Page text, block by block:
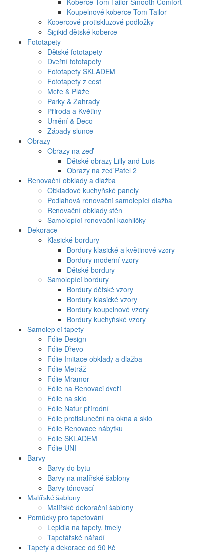
Koberce Tom Tailor Smooth Comfort
Koupelnové koberce Tom Tailor
Kobercové protiskluzové podložky
Sigikid dětské koberce
Fototapety
Dětské fototapety
Dveřní fototapety
Fototapety SKLADEM
Fototapety z cest
Moře & Pláže
Parky & Zahrady
Příroda a Květiny
Umění & Deco
Západy slunce
Obrazy
Obrazy na zeď
Dětské obrazy Lilly and Luis
Obrazy na zeď Patel 2
Renovační obklady a dlažba
Obkladové kuchyňské panely
Podlahová renovační samolepící dlažba
Renovační obklady stěn
Samolepící renovační kachličky
Dekorace
Klasické bordury
Bordury klasické a květinové vzory
Bordury moderní vzory
Dětské bordury
Samolepící bordury
Bordury dětské vzory
Bordury klasické vzory
Bordury koupelnové vzory
Bordury kuchyňské vzory
Samolepící tapety
Fólie Design
Fólie Dřevo
Fólie Imitace obklady a dlažba
Fólie Metráž
Fólie Mramor
Fólie na Renovaci dveří
Fólie na sklo
Fólie Natur přírodní
Fólie protisluneční na okna a sklo
Fólie Renovace nábytku
Fólie SKLADEM
Fólie UNI
Barvy
Barvy do bytu
Barvy na malířské šablony
Barvy tónovací
Malířské šablony
Malířské dekorační šablony
Pomůcky pro tapetování
Lepidla na tapety, tmely
Tapetářské nářadí
Tapety a dekorace od 90 Kč